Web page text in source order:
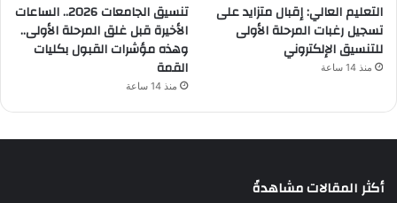
التعليم العالي: إقبال متزايد على
تسجيل رغبات المرحلة الأولى
للتنسيق الإلكتروني
منذ 14 ساعة
تنسيق الجامعات 2026.. الساعات
الأخيرة قبل غلق المرحلة الأولى..
وهذه مؤشرات القبول بكليات
القمة
منذ 14 ساعة
أكثر المقالات مشاهدةً